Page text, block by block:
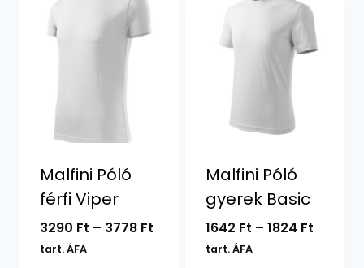
Malfini Póló
férfi Viper
3290 Ft – 3778 FtÁrtartomány:
tart. ÁFA
Malfini Póló
gyerek Basic
1642 Ft – 1824 Ft
tart. ÁFA